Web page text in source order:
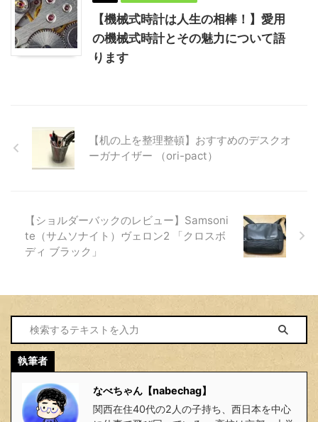
【機械式時計は人生の相棒！】愛用
の機械式時計とその魅力について語
ります
【机の上を整理整頓】おすすめのデスクオ
ーガナイザー （ori-pact）
【ショルダーバックのレビュー】Samsoni
te（サムソナイト）ヴェロン2 「クロスボ
ディ ブラック」
執筆者
なべちゃん【nabechag】
関西在住40代の2人の子持ち、西日本を中心